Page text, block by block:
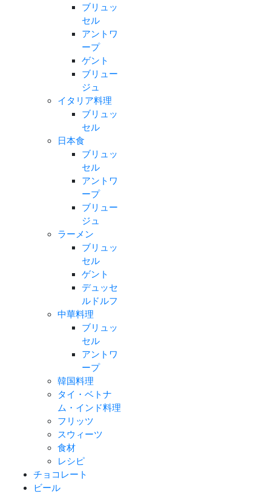
ブリュッ
セル
アントワ
ープ
ゲント
ブリュー
ジュ
イタリア料理
ブリュッ
セル
日本食
ブリュッ
セル
アントワ
ープ
ブリュー
ジュ
ラーメン
ブリュッ
セル
ゲント
デュッセ
ルドルフ
中華料理
ブリュッ
セル
アントワ
ープ
韓国料理
タイ・ベトナ
ム・インド料理
フリッツ
スウィーツ
食材
レシピ
チョコレート
ビール